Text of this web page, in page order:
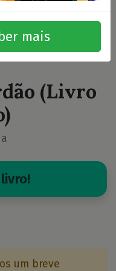
(Livro
um breve
mais